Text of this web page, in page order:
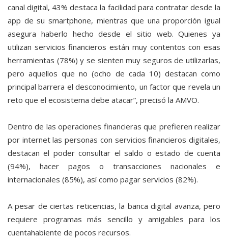
canal digital, 43% destaca la facilidad para contratar desde la
app de su smartphone, mientras que una proporción igual
asegura haberlo hecho desde el sitio web. Quienes ya
utilizan servicios financieros están muy contentos con esas
herramientas (78%) y se sienten muy seguros de utilizarlas,
pero aquellos que no (ocho de cada 10) destacan como
principal barrera el desconocimiento, un factor que revela un
reto que el ecosistema debe atacar”, precisó la AMVO.
Dentro de las operaciones financieras que prefieren realizar
por internet las personas con servicios financieros digitales,
destacan el poder consultar el saldo o estado de cuenta
(94%), hacer pagos o transacciones nacionales e
internacionales (85%), así como pagar servicios (82%).
A pesar de ciertas reticencias, la banca digital avanza, pero
requiere programas más sencillo y amigables para los
cuentahabiente de pocos recursos.